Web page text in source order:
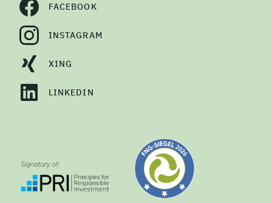
FACEBOOK
INSTAGRAM
XING
LINKEDIN